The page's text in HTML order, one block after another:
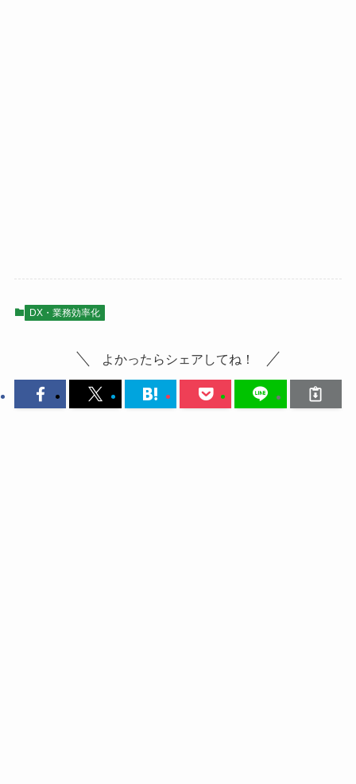
DX・業務効率化
よかったらシェアしてね！